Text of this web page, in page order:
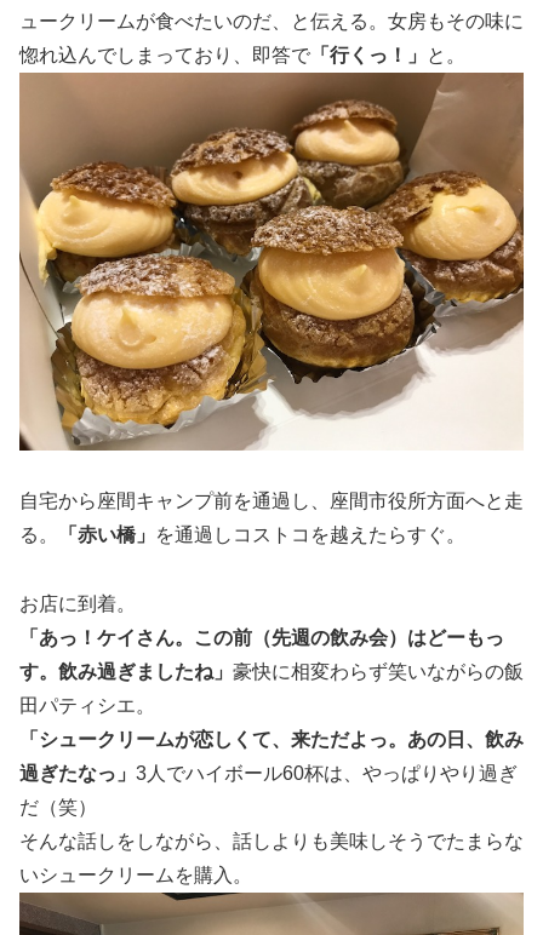
ュークリームが食べたいのだ、と伝える。女房もその味に
惚れ込んでしまっており、即答で 「行くっ！」 と。
自宅から座間キャンプ前を通過し、座間市役所方面へと走
る。
「赤い橋」 を通過しコストコを越えたらすぐ。
お店に到着。
「あっ！ケイさん。この前（先週の飲み会）はどーもっ
す。飲み過ぎましたね」 豪快に相変わらず笑いながらの飯
田パティシエ。
「シュークリームが恋しくて、来ただよっ。あの日、飲み
過ぎたなっ」 3人でハイボール60杯は、やっぱりやり過ぎ
だ（笑）
そんな話しをしながら、話しよりも美味しそうでたまらな
いシュークリームを購入。